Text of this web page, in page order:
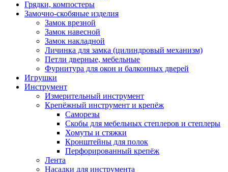
Грядки, компостеры
Замочно-скобяные изделия
Замок врезной
Замок навесной
Замок накладной
Личинка для замка (цилиндровый механизм)
Петли дверные, мебельные
Фурнитура для окон и балконных дверей
Игрушки
Инструмент
Измерительный инструмент
Крепёжный инструмент и крепёж
Саморезы
Скобы для мебельных степлеров и степлеры
Хомуты и стяжки
Кронштейны для полок
Перфорированный крепёж
Лента
Насадки для инструмента